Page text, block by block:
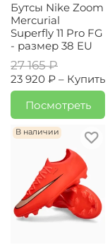
Бутсы Nike Zoom
Mercurial
Superfly 11 Pro FG
- размер 38 EU
27 165 ₽
23 920 ₽ – Купить
Посмотреть
В наличии